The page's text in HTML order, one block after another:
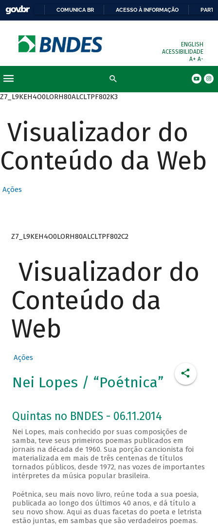
COMUNICA BR ACESSO À INFORMAÇÃO
ENGLISH
ACESSIBILIDADE
A+ A-
Z7_L9KEH4O0LORH80ALCLTPF802K3
Visualizador do
Conteúdo da Web
Ações
Z7_L9KEH4O0LORH80ALCLTPF802C2
Visualizador do
Conteúdo da
Web
Ações
Nei Lopes / “Poétnica”
Quintas no BNDES - 06.11.2014
Nei Lopes, mais conhecido por suas composições de
samba, teve seus primeiros poemas publicados em
jornais na década de 1960. Sua porção cancionista foi
materializada em mais de três centenas de títulos
tornados públicos, desde 1972, nas vozes de importantes
intérpretes da música popular brasileira.
Poétnica, seu mais novo livro, reúne toda a sua poesia,
publicada ao longo dos últimos 40 anos, e dá título a
seu novo show. Aqui as duas facetas do poeta e letrista
estão juntas, em sambas que são verdadeiros poemas.